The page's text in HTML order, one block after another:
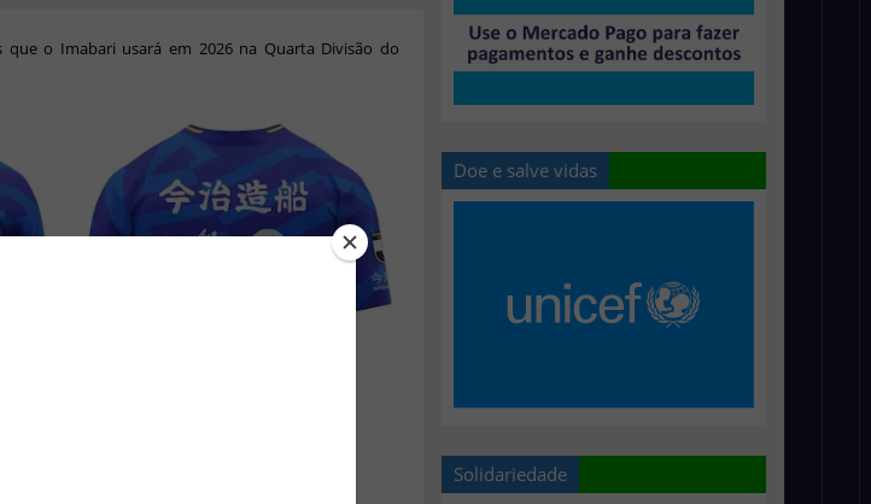
o Imabari usará em 2026 na Quarta Divisão do
Doe e salve vidas
Solidariedade